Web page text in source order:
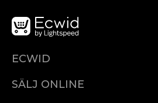
ECWID
Pris
SÄLJ ONLINE